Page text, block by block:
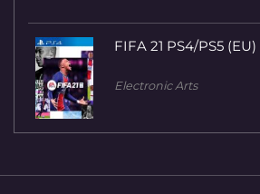
FIFA 21 PS4/PS5 (EU)
Electronic Arts